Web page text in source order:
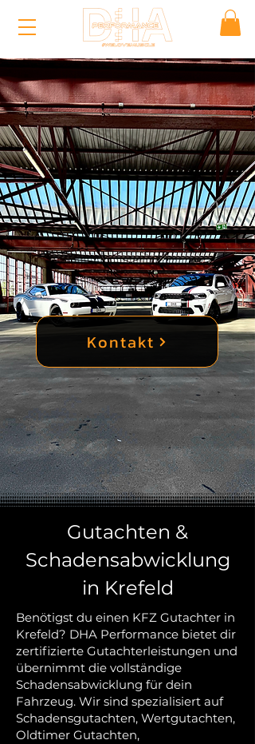
Kontakt
Gutachten &
Schadensabwicklung
in Krefeld
Benötigst du einen KFZ Gutachter in
Krefeld? DHA Performance bietet dir
zertifizierte Gutachterleistungen und
übernimmt die vollständige
Schadensabwicklung für dein
Fahrzeug. Wir sind spezialisiert auf
Schadensgutachten, Wertgutachten,
Oldtimer Gutachten,